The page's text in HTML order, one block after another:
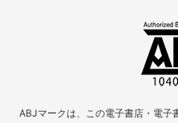
ABJマークは、この電子書店・電子